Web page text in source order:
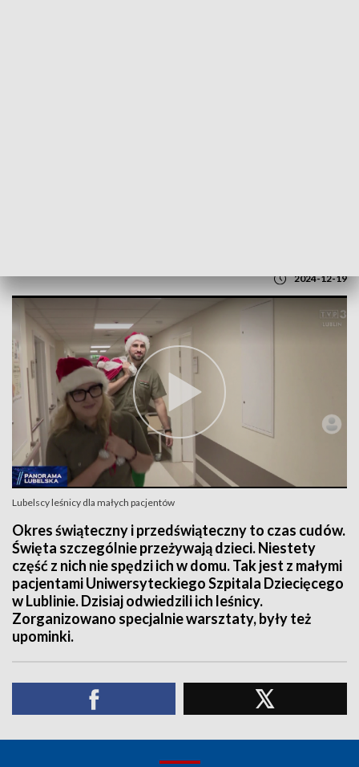
2024-12-19
Lubelscy leśnicy dla małych pacjentów
Okres świąteczny i przedświąteczny to czas cudów.
Święta szczególnie przeżywają dzieci. Niestety
część z nich nie spędzi ich w domu. Tak jest z małymi
pacjentami Uniwersyteckiego Szpitala Dziecięcego
w Lublinie. Dzisiaj odwiedzili ich leśnicy.
Zorganizowano specjalnie warsztaty, były też
upominki.